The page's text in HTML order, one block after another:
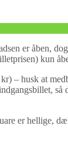
er åben,
kun
– husk at
er hellige,